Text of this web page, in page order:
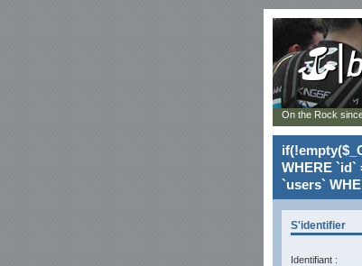
WHERE `id`
`users`
S'identifier
Identifiant :
On the Rock